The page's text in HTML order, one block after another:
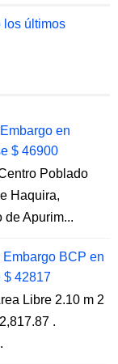
los últimos
en
$ 46900
Poblado
Haquira,
de Apurim...
BCP en
$ 42817
Libre 2.10 m 2
.